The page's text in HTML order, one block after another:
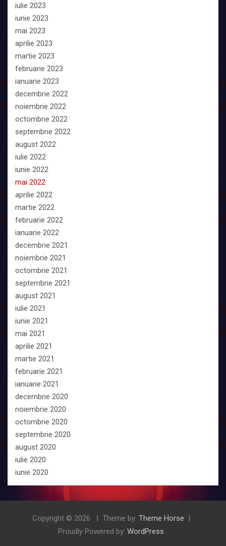
iulie 2023
iunie 2023
mai 2023
aprilie 2023
martie 2023
februarie 2023
ianuarie 2023
decembrie 2022
noiembrie 2022
octombrie 2022
septembrie 2022
august 2022
iulie 2022
iunie 2022
mai 2022
aprilie 2022
martie 2022
februarie 2022
ianuarie 2022
decembrie 2021
noiembrie 2021
octombrie 2021
septembrie 2021
august 2021
iulie 2021
iunie 2021
mai 2021
aprilie 2021
martie 2021
februarie 2021
ianuarie 2021
decembrie 2020
noiembrie 2020
octombrie 2020
septembrie 2020
august 2020
iulie 2020
iunie 2020
Copyright © 2026 Theme by: Theme Horse
Proudly Powered by: WordPress